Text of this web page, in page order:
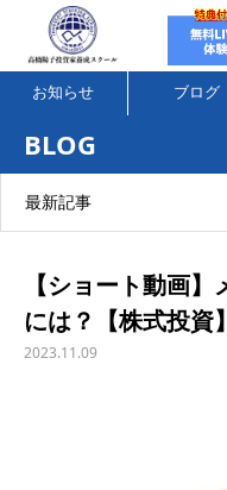
お知らせ ブログ
BLOG
最新記事
【ショート動画
には？【株式投資】
2023.11.09